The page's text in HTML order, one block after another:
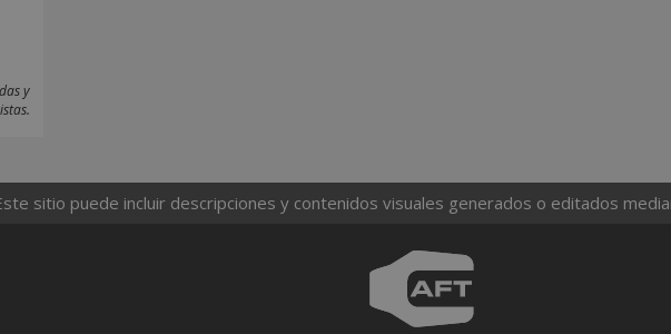
y
sitio puede incluir descripciones y contenidos visuales generados o editados